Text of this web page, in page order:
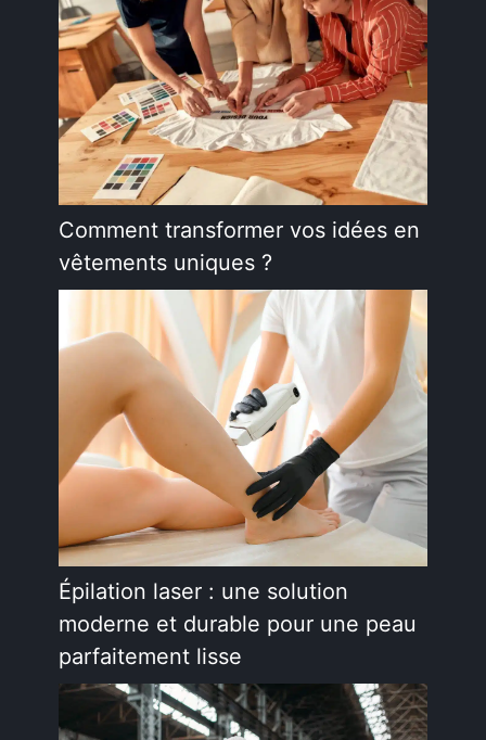
Comment transformer vos idées en
vêtements uniques ?
Épilation laser : une solution
moderne et durable pour une peau
parfaitement lisse